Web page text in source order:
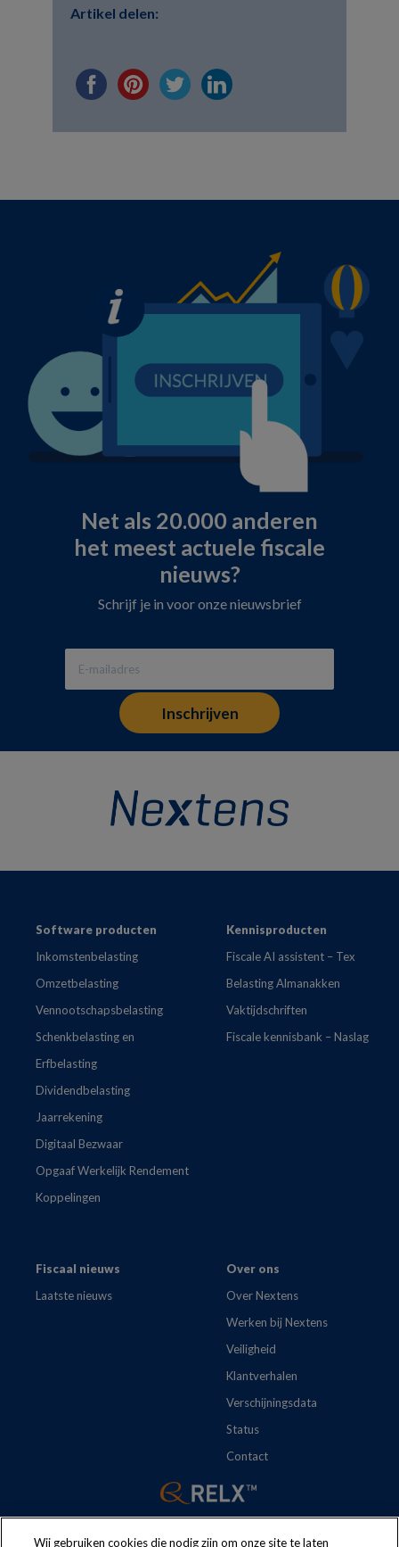
Artikel delen:
Net als 20.000 anderen
het meest actuele fiscale
nieuws?
Schrijf je in voor onze nieuwsbrief
FooterSoftware producten
Inkomstenbelasting
Omzetbelasting
Vennootschapsbelasting
Schenkbelasting en
Erfbelasting
Dividendbelasting
Jaarrekening
Digitaal Bezwaar
Opgaaf Werkelijk Rendement
Koppelingen
Kennisproducten
Fiscale AI assistent – Tex
Belasting Almanakken
Vaktijdschriften
Fiscale kennisbank – Naslag
Fiscaal nieuws
Laatste nieuws
Over ons
Over Nextens
Werken bij Nextens
Veiligheid
Klantverhalen
Verschijningsdata
Status
Contact
Wij gebruiken cookies die nodig zijn om onze site te laten